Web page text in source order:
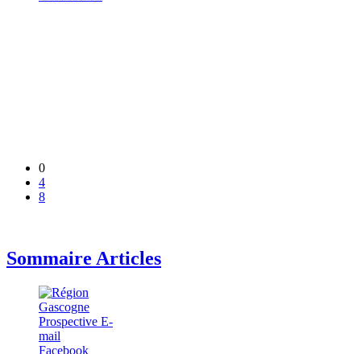
0
4
8
Sommaire Articles